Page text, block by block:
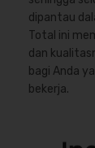
dipantau
Total ini
dan
bagi Anda
bekerja.